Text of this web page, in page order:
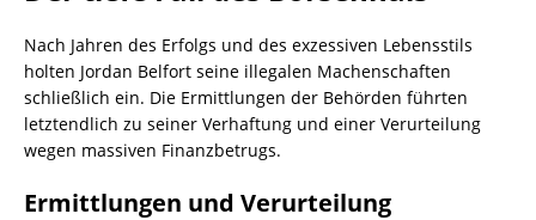
Nach Jahren des Erfolgs und des exzessiven Lebensstils
holten Jordan Belfort seine illegalen Machenschaften
schließlich ein. Die Ermittlungen der Behörden führten
letztendlich zu seiner Verhaftung und einer Verurteilung
wegen massiven Finanzbetrugs.
Ermittlungen und Verurteilung